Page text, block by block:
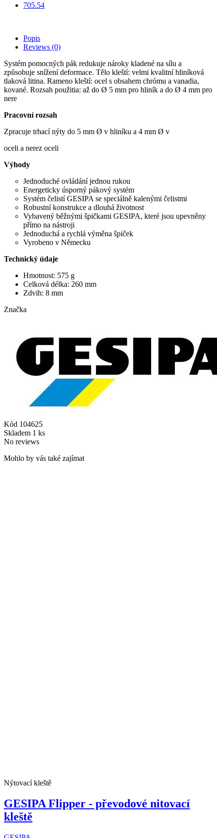
705.54
Popis
Reviews (0)
Systém pomocných pák redukuje nároky kladené na sílu a
způsobuje snížení deformace. Tělo kleští: velmi kvalitní hliníková
tlaková litina. Rameno kleští: ocel s obsahem chrómu a vanadia,
kované. Rozsah použitia: až do Ø 5 mm pro hliník a do Ø 4 mm pro
nere
Pracovní rozsah
Zpracuje trhací nýty do 5 mm Ø v hliníku a 4 mm Ø v
oceli a nerez oceli
Výhody
Jednoduché ovládání jednou rukou
Energeticky úsporný pákový systém
Systém čelistí GESIPA se speciálně kalenými čelistmi
Robustní konstrukce a dlouhá životnost
Vybavený běžnými špičkami GESIPA, které jsou upevněny
přímo na nástroji
Jednoduchá a rychlá výměna špiček
Vyrobeno v Německu
Technický údaje
Hmotnost: 575 g
Celková délka: 260 mm
Zdvih: 8 mm
Značka
Kód 104625
Skladem 1 ks
No reviews
Mohlo by vás také zajímat
Nýtovací kleště
GESIPA Flipper - převodové nitovací
kleště